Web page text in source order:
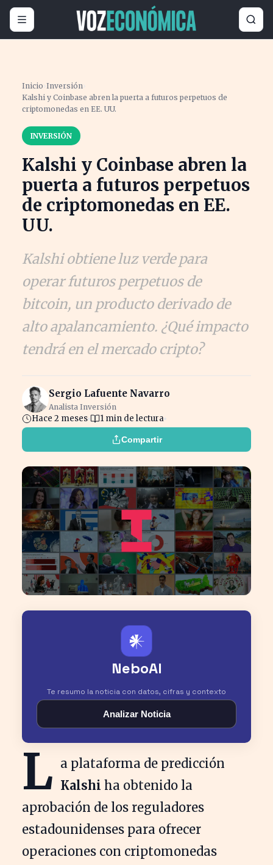
Inicio ›Inversión›
Kalshi y Coinbase abren la puerta a futuros perpetuos de
criptomonedas en EE. UU.
INVERSIÓN
Kalshi y Coinbase abren la
puerta a futuros perpetuos
de criptomonedas en EE.
UU.
Kalshi obtiene luz verde para
operar futuros perpetuos de
bitcoin, un producto derivado de
alto apalancamiento. ¿Qué impacto
tendrá en el mercado cripto?
Sergio Lafuente Navarro
Analista Inversión
Hace 2 meses 1 min de lectura
Compartir
𒀭
NeboAI
Te resumo la noticia con datos, cifras y contexto
Analizar Noticia
L a plataforma de predicción
Kalshi ha obtenido la
aprobación de los reguladores
estadounidenses para ofrecer
operaciones con criptomonedas